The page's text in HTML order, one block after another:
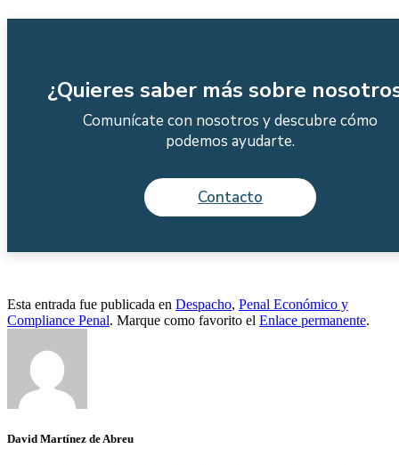
¿Quieres saber más sobre
Comunícate con nosotros y descubre cómo
podemos ayudarte.
Contacto
Esta entrada fue publicada en Despacho, Penal Económico y
Compliance Penal. Marque como favorito el Enlace permanente.
David Martínez de Abreu